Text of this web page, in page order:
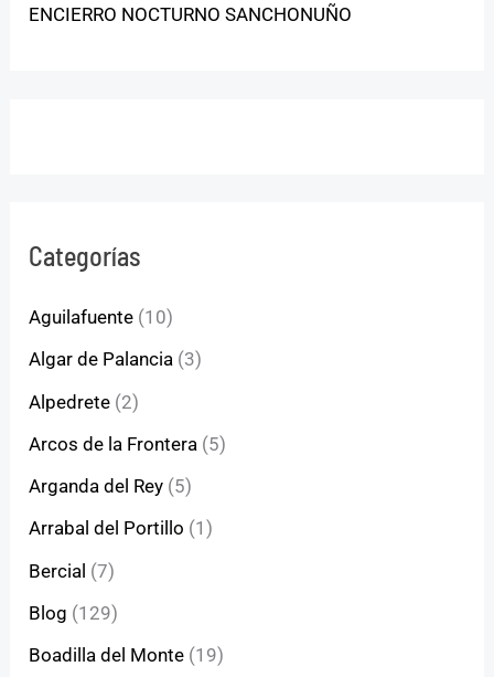
ENCIERRO NOCTURNO SANCHONUÑO
Categorías
Aguilafuente (10)
Algar de Palancia (3)
Alpedrete (2)
Arcos de la Frontera (5)
Arganda del Rey (5)
Arrabal del Portillo (1)
Bercial (7)
Blog (129)
Boadilla del Monte (19)